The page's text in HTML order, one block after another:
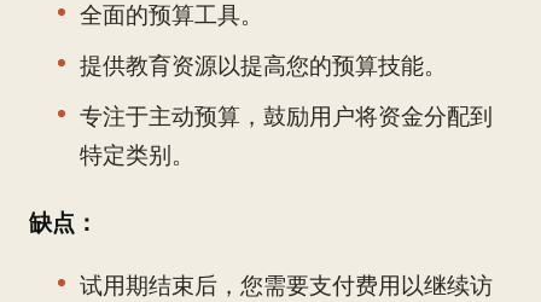
全面的预算工具。
提供教育资源以提高您的预算技能。
专注于主动预算，鼓励用户将资金分配到
特定类别。
缺点：
试用期结束后，您需要支付费用以继续访